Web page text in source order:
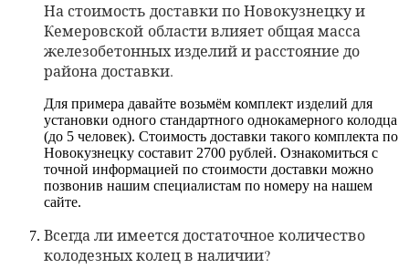
На стоимость доставки по Новокузнецку и
Кемеровской области влияет общая масса
железобетонных изделий и расстояние до
района доставки.
Для примера давайте возьмём комплект изделий для
установки одного стандартного однокамерного колодца
(до 5 человек). Стоимость доставки такого комплекта по
Новокузнецку составит 2700 рублей. Ознакомиться с
точной информацией по стоимости доставки можно
позвонив нашим специалистам по номеру на нашем
сайте.
Всегда ли имеется достаточное количество
колодезных колец в наличии?